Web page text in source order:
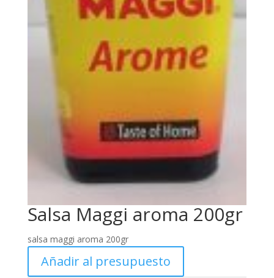
Salsa Maggi aroma 200gr
salsa maggi aroma 200gr
Añadir al presupuesto